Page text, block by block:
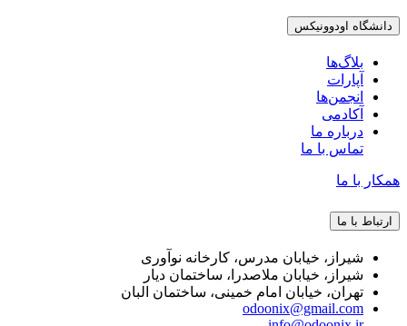
دانشگاه اودوونیکس
بلاگ‌ها
آپارات
انجمن‌ها
آکادمی
درباره ما
تماس با ما
همکار با ما
ارتباط با ما
شیراز، خیابان مدرس، کارخانه نوآوری
شیراز، خیابان ملاصدرا، ساختمان دیار
تهران، خیابان امام خمینی، ساختمان البان
odoonix@gmail.com